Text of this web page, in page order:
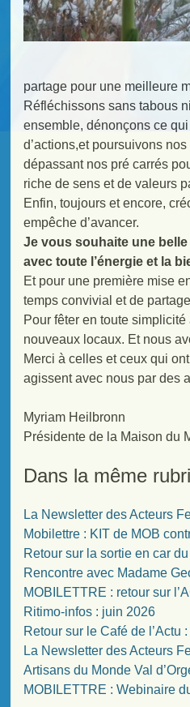
partage pour une meilleure
Réfléchissons sans tabous
ensemble, dénonçons ce
d’actions,et poursuivons
dépassant nos pré carrés
riche de sens et de valeurs
Enfin, toujours et encore,
empêche d’avancer.
Je vous souhaite une
avec toute l’énergie et la
Et pour une première mise
temps convivial et de
Pour fêter en toute
nouveaux locaux. Et nous
Merci à celles et ceux qui
agissent avec nous par des
Myriam Heilbronn
Présidente de la Maison du
Dans la même
La Newsletter des Acteurs
Mobilettre : KIT de MOB
Retour sur la sortie en car
Rencontre avec Madame
MOBILETTRE : retour sur
Ritimo-infos : juin 2026
Retour sur le Café de l’Actu
La Newsletter des Acteurs
Artisans du Monde Val
MOBILETTRE : Webinaire